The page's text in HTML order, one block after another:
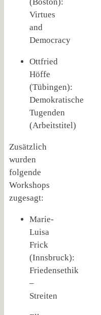
Virtues
and
Democracy
Ottfried
Höffe
(Tübingen):
Demokratische
Tugenden
(Arbeitstitel)
Zusätzlich
wurden
folgende
Workshops
zugesagt:
Marie-
Luisa
Frick
(Innsbruck):
Friedensethik
–
Streiten